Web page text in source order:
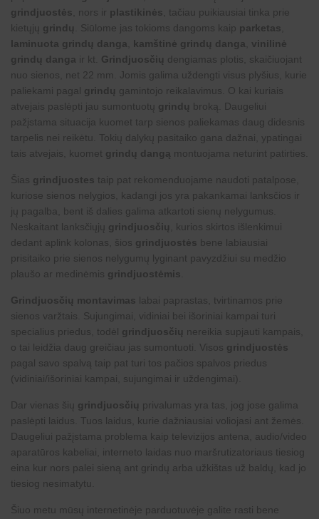
grindjuostės , nors ir plastikinės , tačiau puikiausiai tinka prie
kietųjų grindų . Siūlome jas tokioms dangoms kaip parketas
laminuota grindų danga
kamštinė grindų danga
vinilinė
grindų danga ir kt. Grindjuosčių dengiamas plotis, skaičiuojant
nuo sienos, net 22 mm. Jomis galima uždengti visus plyšius, kurie
paliekami pagal grindų gamintojo reikalavimus. O kai kuriais
atvejais paslėpti jau sumontuotų grindų broką. Daugeliui
pažįstama situacija kuomet tarp sienos paliekamas daug didesnis
tarpelis nei reikėtu. Tokių dalykų pasitaiko gana dažnai, ypatingai
tais atvejais, kuomet grindų dangą montuojama neturint patirties.
Šias grindjuostes taip pat rekomenduojame naudoti patalpose,
kuriose sienos nelygios, kadangi jos yra pakankamai lanksčios ir
jų pagalba, bent iš dalies galima atkartoti sienų nelygumus.
Neskaitant lanksčiųjų grindjuosčių
, kurios skirtos išlenkimui
dedant aplink kolonas, šios grindjuostės bene labiausiai
prisitaiko prie sienos nelygumų lyginant pavyzdžiui su medžio
plaušo ar medinėmis grindjuostėmis
Grindjuosčių montavimas labai paprastas, tvirtinamos prie
sienos varžtais. Sujungimai, vidiniai bei išoriniai kampai turi
specialius priedus, todėl grindjuosčių nereikia supjauti kampais,
o tai leidžia daug greičiau jas sumontuoti. Visos grindjuostės
pagal savo spalvą taip pat turi tos pačios spalvos priedus
(vidiniai/išoriniai kampai, sujungimai ir uždengimai).
Dar vienas šių grindjuosčių privalumas yra tas, jog jose galima
paslėpti laidus. Tuos laidus, kurie dažniausiai voliojasi ant žemės.
Daugeliui pažįstama problema kaip televizijos antena, audio/video
aparatūros kabeliai, interneto laidas nuo maršrutizatoriaus tiesiog
eina kur nors palei sieną ant grindų arba užkištas už baldų, kad jo
tiesiog nesimatytu.
Šiuo metu mūsų internetinėje parduotuvėje galite rasti bene